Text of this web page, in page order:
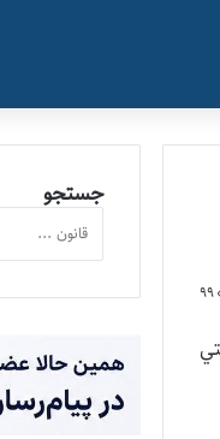
99
جستجو